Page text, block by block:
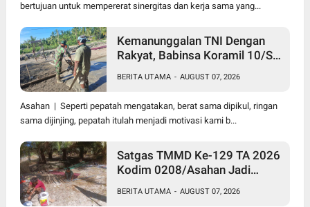
bertujuan untuk mempererat sinergitas dan kerja sama yang...
Kemanunggalan TNI Dengan
Rakyat, Babinsa Koramil 10/SK
(Cor) Bangun Rumah Warga
BERITA UTAMA - AUGUST 07, 2026
Asahan | Seperti pepatah mengatakan, berat sama dipikul, ringan
sama dijinjing, pepatah itulah menjadi motivasi kami b...
Satgas TMMD Ke-129 TA 2026
Kodim 0208/Asahan Jadi
Maghribi yang Mulai Rapuh
BERITA UTAMA - AUGUST 07, 2026